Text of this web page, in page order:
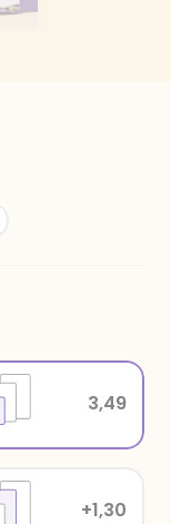
+1,30
3,49